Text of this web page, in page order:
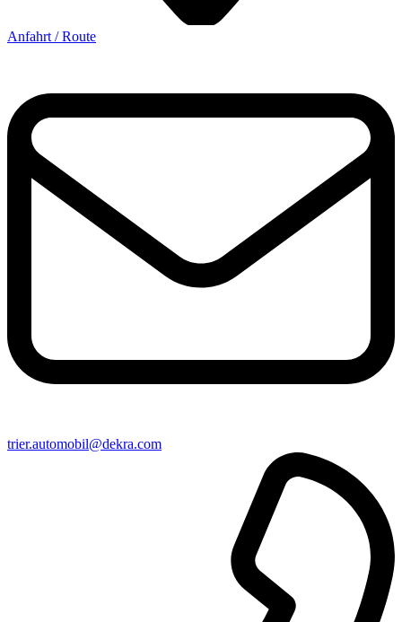
Anfahrt / Route
trier​.automobil@​dekra.com